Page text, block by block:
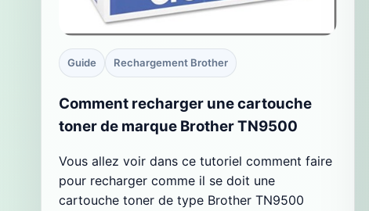
Guide Rechargement Brother
Comment recharger une cartouche
toner de marque Brother TN9500
Vous allez voir dans ce tutoriel comment faire
pour recharger comme il se doit une
cartouche toner de type Brother TN9500